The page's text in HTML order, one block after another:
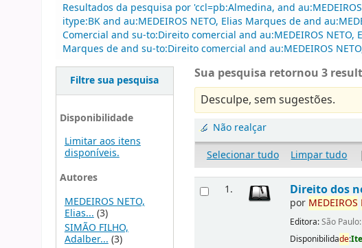
Resultados da pesquisa por 'ccl=pb:Almedina, and
itype:BK and au:MEDEIROS NETO, Elias Marques de and
Comercial and su-to:Direito comercial and au:MEDEIROS
Marques de and su-to:Direito comercial and au:MEDEIROS
Filtre sua pesquisa
Disponibilidade
Limitar aos itens
disponíveis.
Autores
MEDEIROS NETO,
Elias... (3)
SIMÃO FILHO,
Adalber...(3)
Sua pesquisa retornou 3
Desculpe, sem sugestões.
Não realçar
Selecionar tudo
Limpar tudo |
1. Direito dos
por MEDEIROS
Editora:São
Disponibilidade: